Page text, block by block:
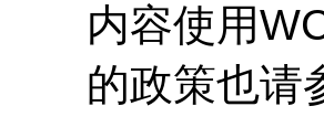
内容使用
的政策也请